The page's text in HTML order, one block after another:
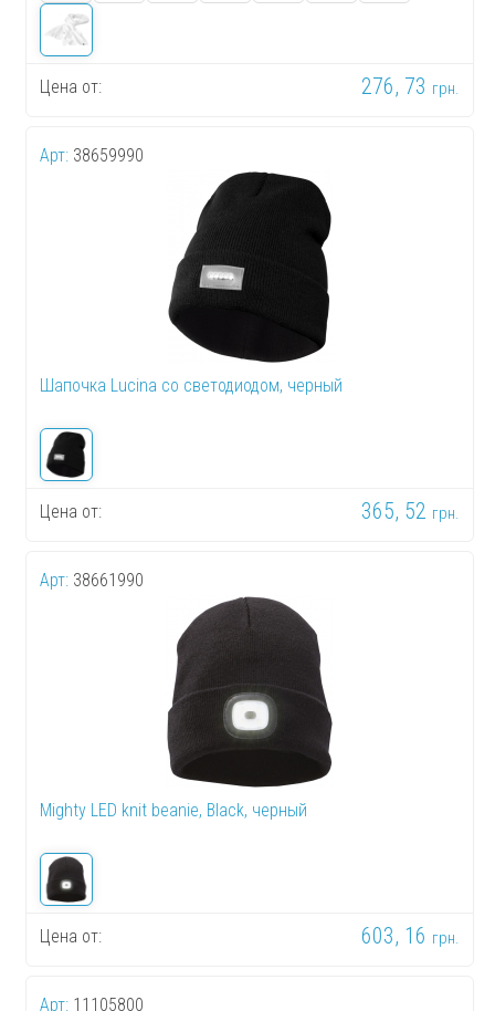
Цена от: 276, 73 грн.
Арт: 38659990
Шапочка Lucina со светодиодом, черный
Цена от: 365, 52 грн.
Арт: 38661990
Mighty LED knit beanie, Black, черный
Цена от: 603, 16 грн.
Арт: 11105800